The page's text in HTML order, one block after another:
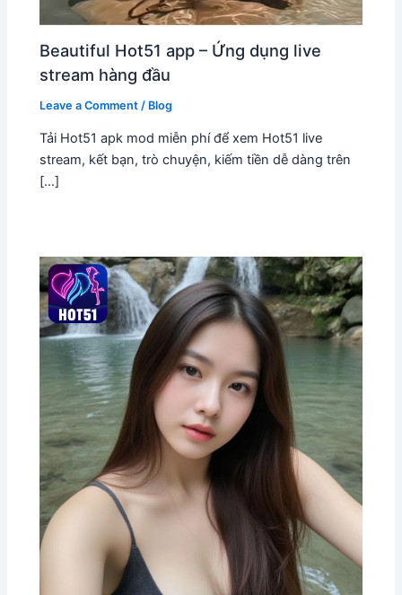
Beautiful Hot51 app – Ứng dụng live
stream hàng đầu
Leave a Comment / Blog
Tải Hot51 apk mod miễn phí để xem Hot51 live
stream, kết bạn, trò chuyện, kiếm tiền dễ dàng trên
[…]